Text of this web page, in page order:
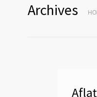
Archives